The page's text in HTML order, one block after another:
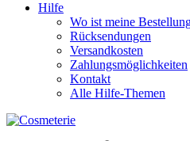
Hilfe
Wo ist meine
Rücksendungen
Versandkosten
Zahlungsmöglichkeiten
Kontakt
Alle Hilfe-Themen